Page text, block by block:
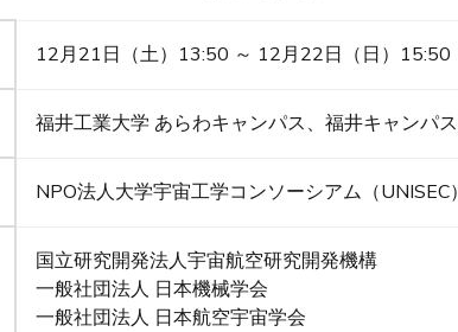
12月21日（土）13:50 ～ 12月22日（日）15:50
福井工業大学 あらわキャンパス、福井キャンパス
NPO法人大学宇宙工学コンソーシアム（UNISEC）
国立研究開発法人宇宙航空研究開発機構
一般社団法人 日本機械学会
一般社団法人 日本航空宇宙学会